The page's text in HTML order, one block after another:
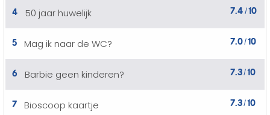
4 50 jaar huwelijk 7.4 /10
5 Mag ik naar de WC? 7.0/10
6 Barbie geen kinderen? 7.3/10
7 Bioscoop kaartje 7.3/10